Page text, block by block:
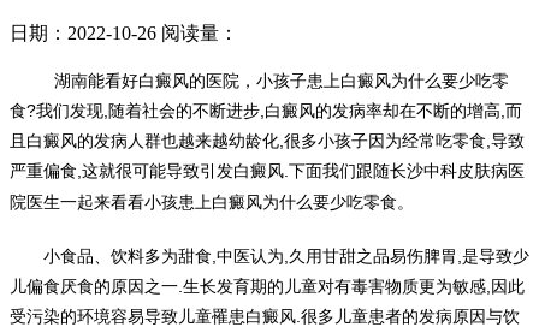
日期：2022-10-26 阅读量：
湖南能看好白癜风的医院，小孩子患上白癜风为什么要少吃零
食?我们发现,随着社会的不断进步,白癜风的发病率却在不断的增高,而
且白癜风的发病人群也越来越幼龄化,很多小孩子因为经常吃零食,导致
严重偏食,这就很可能导致引发白癜风.下面我们跟随长沙中科皮肤病医
院医生一起来看看小孩患上白癜风为什么要少吃零食。
小食品、饮料多为甜食,中医认为,久用甘甜之品易伤脾胃,是导致少
儿偏食厌食的原因之一.生长发育期的儿童对有毒害物质更为敏感,因此
受污染的环境容易导致儿童罹患白癜风.很多儿童患者的发病原因与饮